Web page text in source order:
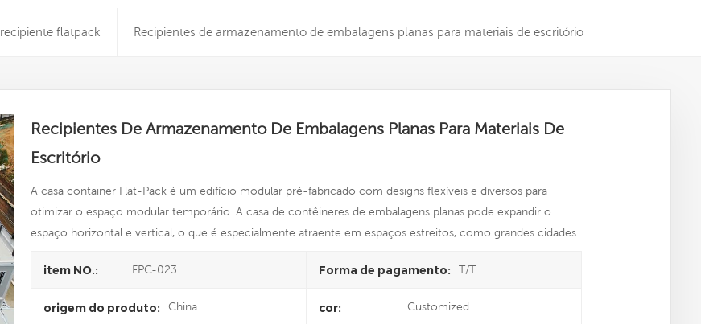
recipiente flatpack Recipientes de armazenamento de embalagens planas para materiais de escritório
Recipientes De Armazenamento De Embalagens Planas Para Materiais De
Escritório
A casa container Flat-Pack é um edifício modular pré-fabricado com designs flexíveis e diversos para
otimizar o espaço modular temporário. A casa de contêineres de embalagens planas pode expandir o
espaço horizontal e vertical, o que é especialmente atraente em espaços estreitos, como grandes cidades.
item NO.: FPC-023 Forma de pagamento: T/T
origem do produto: China cor: Customized